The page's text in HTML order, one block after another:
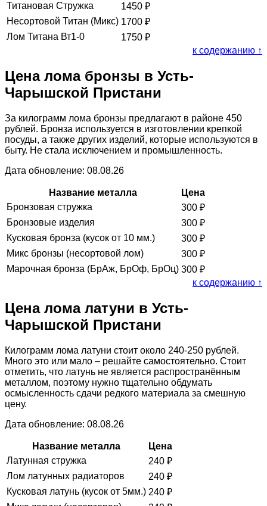
Титановая Стружка
1450 ₽
Несортовой Титан (Микс) 1700 ₽
Лом Титана Вт1-0
1750 ₽
к содержанию ↑
Цена лома бронзы в Усть-
Чарышской Пристани
За килограмм лома бронзы предлагают в районе 450
рублей. Бронза используется в изготовлении крепкой
посуды, а также других изделий, которые используются в
быту. Не стала исключением и промышленность.
Дата обновление: 08.08.26
Название металла
Цена
Бронзовая стружка
300 ₽
Бронзовые изделия
300 ₽
Кусковая бронза (кусок от 10 мм.)
300 ₽
Микс бронзы (несортовой лом)
300 ₽
Марочная бронза (БрАж, БрОф, БрОц) 300 ₽
к содержанию ↑
Цена лома латуни в Усть-
Чарышской Пристани
Килограмм лома латуни стоит около 240-250 рублей.
Много это или мало – решайте самостоятельно. Стоит
отметить, что латунь не является распространённым
металлом, поэтому нужно тщательно обдумать
осмысленность сдачи редкого материала за смешную
цену.
Дата обновление: 08.08.26
Название металла
Цена
Латунная стружка
240 ₽
Лом латунных радиаторов
240 ₽
Кусковая латунь (кусок от 5мм.) 240 ₽